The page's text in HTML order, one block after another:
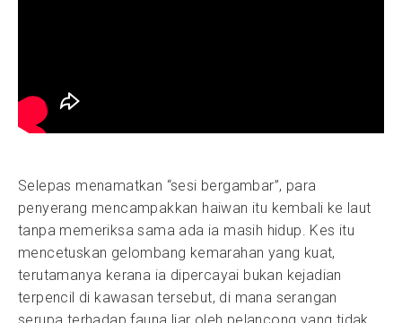
Selepas menamatkan “sesi bergambar”, para
penyerang mencampakkan haiwan itu kembali ke laut
tanpa memeriksa sama ada ia masih hidup. Kes itu
mencetuskan gelombang kemarahan yang kuat,
terutamanya kerana ia dipercayai bukan kejadian
terpencil di kawasan tersebut, di mana serangan
serupa terhadap fauna liar oleh pelancong yang tidak